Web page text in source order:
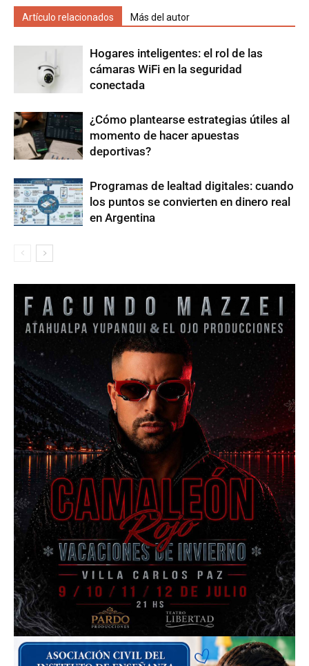
Artículo relacionados Más del autor
Hogares inteligentes: el rol de las
cámaras WiFi en la seguridad
conectada
¿Cómo plantearse estrategias útiles al
momento de hacer apuestas
deportivas?
Programas de lealtad digitales: cuando
los puntos se convierten en dinero real
en Argentina